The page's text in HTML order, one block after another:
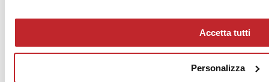
Accetta tutti
Personalizza